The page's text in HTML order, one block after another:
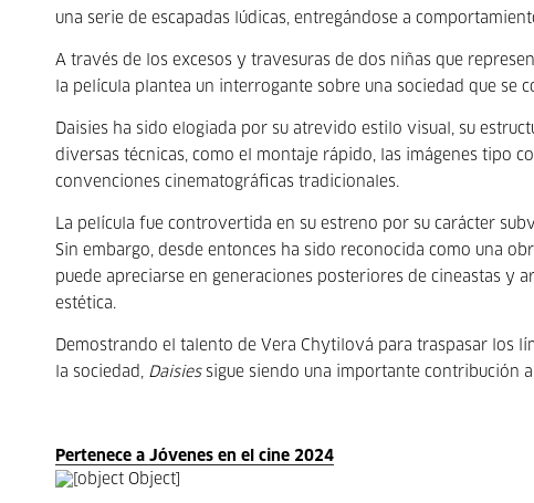
una serie de escapadas lúdicas, entregándose a
A través de los excesos y travesuras de dos niñas que
la película plantea un interrogante sobre una sociedad que
Daisies ha sido elogiada por su atrevido estilo visual, su
diversas técnicas, como el montaje rápido, las imágenes tipo
convenciones cinematográficas tradicionales.
La película fue controvertida en su estreno por su carácter
Sin embargo, desde entonces ha sido reconocida como una
puede apreciarse en generaciones posteriores de cineastas y
estética.
Demostrando el talento de Vera Chytilová para traspasar los
la sociedad, Daisiessigue siendo una importante contribución
Pertenece a Jóvenes en el cine 2024